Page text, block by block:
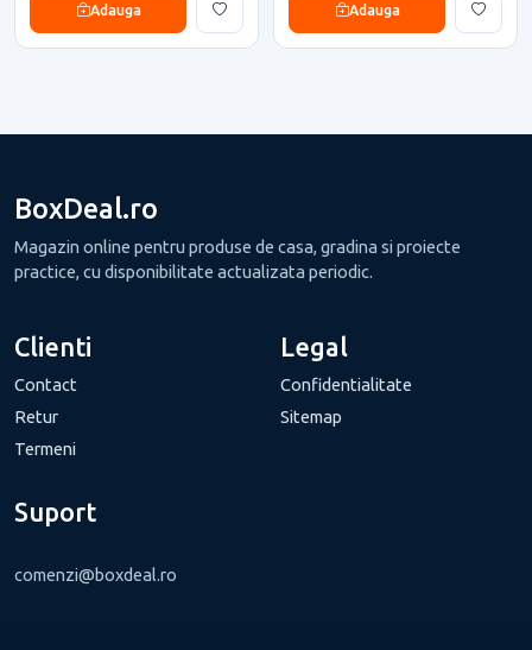
Adauga Adauga
BoxDeal.ro
Magazin online pentru produse de casa, gradina si proiecte
practice, cu disponibilitate actualizata periodic.
Clienti
Contact
Retur
Termeni
Legal
Confidentialitate
Sitemap
Suport
comenzi@boxdeal.ro